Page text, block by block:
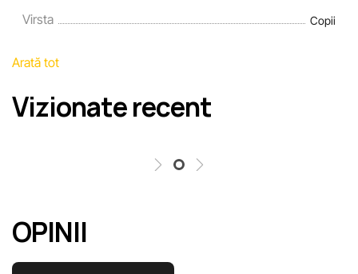
Virsta Copii
Arată tot
Vizionate recent
OPINII